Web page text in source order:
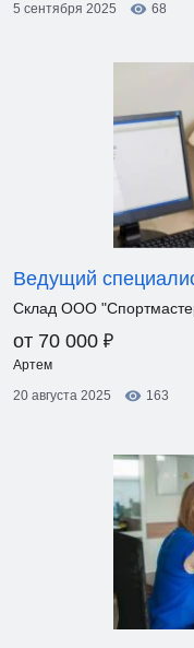
5 сентября 2025
68
Ведущий
Склад ООО
от 70 000 ₽
Артем
20 августа 2025
163